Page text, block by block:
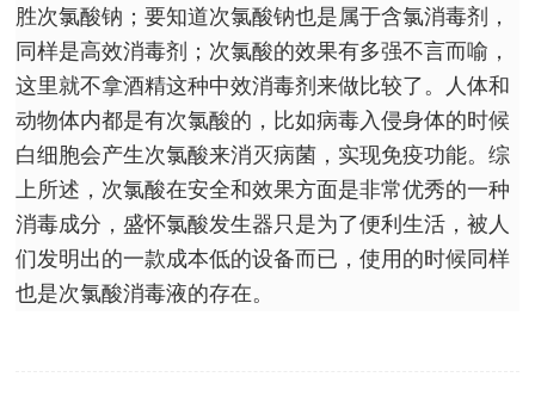
胜次氯酸钠；要知道次氯酸钠也是属于含氯消毒剂，
同样是高效消毒剂；次氯酸的效果有多强不言而喻，
这里就不拿酒精这种中效消毒剂来做比较了。人体和
动物体内都是有次氯酸的，比如病毒入侵身体的时候
白细胞会产生次氯酸来消灭病菌，实现免疫功能。综
上所述，次氯酸在安全和效果方面是非常优秀的一种
消毒成分，盛怀氯酸发生器只是为了便利生活，被人
们发明出的一款成本低的设备而已，使用的时候同样
也是次氯酸消毒液的存在。